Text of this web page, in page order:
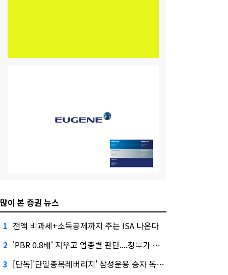
많이 본 증권 뉴스
1 전액 비과세+소득공제까지 주는 ISA 나온다
2 'PBR 0.8배' 지우고 업종별 판단....정부가 제시한 '주가 누르기' 방지법
3 [단독]'단일종목레버리지' 삼성운용 승자 독식...운용수익 미래에셋의 6배